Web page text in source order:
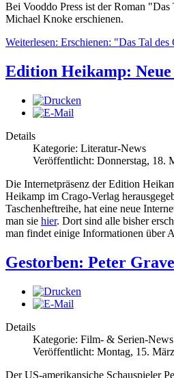
Bei Vooddo Press ist der Roman "Das
Michael Knoke erschienen.
Weiterlesen: Erschienen: "Das Tal des
Edition Heikamp:
Details
Kategorie: Literatur-News
Veröffentlicht: Donnerstag, 18.
Die Internetpräsenz der Edition
Heikamp im Crago-Verlag
Taschenheftreihe, hat eine neue
man sie hier. Dort sind alle bisher
man findet einige Informationen über
Gestorben: Peter
Details
Kategorie: Film- & Serien-News
Veröffentlicht: Montag, 15.
Der US-amerikansiche Schauspieler